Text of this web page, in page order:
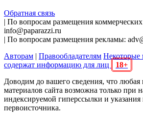
Обратная связь
| По вопросам размещения
info@paparazzi.ru
| По вопросам размещения рекламы:
Авторам | Правообладателям Некоторые
содержат информацию для лиц
18+
Доводим до вашего сведения, что любая
материалов сайта возможна только при
индексируемой гиперссылки и указания
первоисточника.